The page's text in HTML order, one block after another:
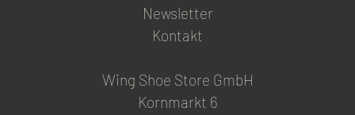
Newsletter
Kontakt
Wing Shoe Store GmbH
Kornmarkt 6